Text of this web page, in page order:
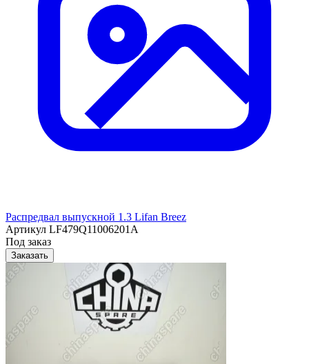
Распредвал выпускной 1.3 Lifan Breez
Артикул LF479Q11006201A
Под заказ
Заказать